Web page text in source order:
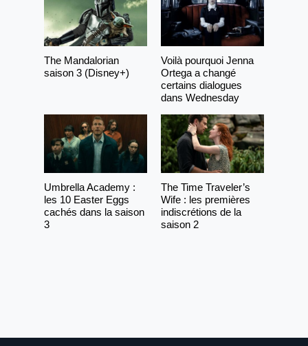
The Mandalorian
saison 3 (Disney+)
Voilà pourquoi Jenna
Ortega a changé
certains dialogues
dans Wednesday
Umbrella Academy :
les 10 Easter Eggs
cachés dans la saison
3
The Time Traveler’s
Wife : les premières
indiscrétions de la
saison 2